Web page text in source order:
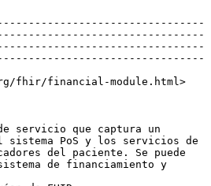
financial-module.html>
servicio que captura un
sistema PoS y los servicios de
del paciente. Se puede
de financiamiento y